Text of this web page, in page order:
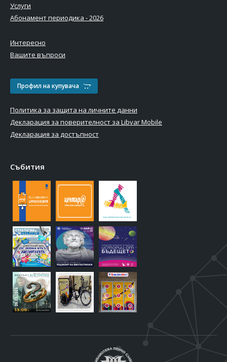
Услуги
Абонамент периодика - 2026
Интересно
Вашите въпроси
Профил на купувача
Политика за защита на личните данни
Декларация за поверителност за Libvar Mobile
Декларация за достъпност
Събития